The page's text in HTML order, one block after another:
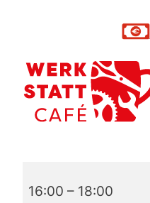
Termin
16:00 – 18:00